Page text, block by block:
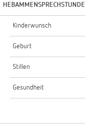
HEBAMMENSPRECHSTUNDE
Kinderwunsch
Geburt
Stillen
Gesundheit